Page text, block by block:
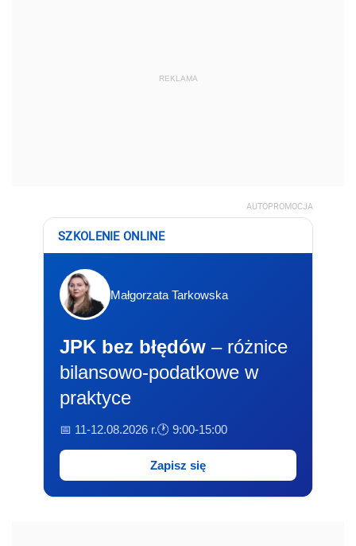
REKLAMA
AUTOPROMOCJA
SZKOLENIE ONLINE
Małgorzata Tarkowska
JPK bez błędów – różnice
bilansowo-podatkowe w
praktyce
📅 11-12.08.2026 r.🕐 9:00-15:00
Zapisz się